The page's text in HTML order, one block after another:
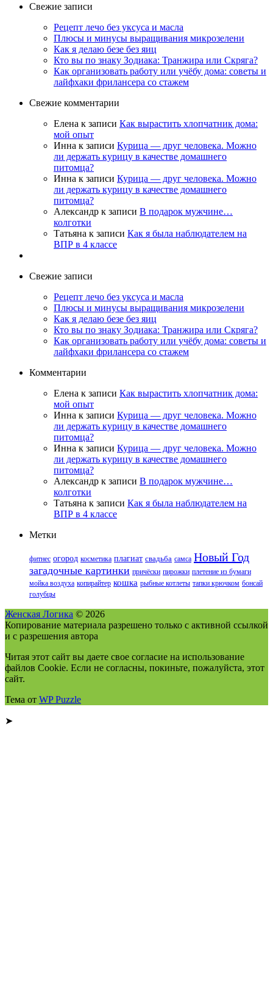
Свежие записи
Рецепт лечо без уксуса и масла
Плюсы и минусы выращивания микрозелени
Как я делаю безе без яиц
Кто вы по знаку Зодиака: Транжира или Скряга?
Как организовать работу или учёбу дома: советы и
лайфхаки фрилансера со стажем
Свежие комментарии
Елена к записи Как вырастить хлопчатник дома:
мой опыт
Инна к записи Курица — друг человека. Можно
ли держать курицу в качестве домашнего
питомца?
Инна к записи Курица — друг человека. Можно
ли держать курицу в качестве домашнего
питомца?
Александр к записи В подарок мужчине…
колготки
Татьяна к записи Как я была наблюдателем на
ВПР в 4 классе
Свежие записи
Рецепт лечо без уксуса и масла
Плюсы и минусы выращивания микрозелени
Как я делаю безе без яиц
Кто вы по знаку Зодиака: Транжира или Скряга?
Как организовать работу или учёбу дома: советы и
лайфхаки фрилансера со стажем
Комментарии
Елена к записи Как вырастить хлопчатник дома:
мой опыт
Инна к записи Курица — друг человека. Можно
ли держать курицу в качестве домашнего
питомца?
Инна к записи Курица — друг человека. Можно
ли держать курицу в качестве домашнего
питомца?
Александр к записи В подарок мужчине…
колготки
Татьяна к записи Как я была наблюдателем на
ВПР в 4 классе
Метки
фитнес огород косметика плагиат свадьба самса Новый Год
загадочные картинки причёски пирожки плетение из бумаги
мойка воздуха копирайтер кошка рыбные котлеты тапки крючком бонсай
голубцы
Женская Логика © 2026
Копирование материала разрешено только с активной ссылкой
и с разрешения автора
Читая этот сайт вы даете свое согласие на использование
файлов Cookie. Если не согласны, покиньте, пожалуйста, этот
сайт.
Тема от WP Puzzle
➤